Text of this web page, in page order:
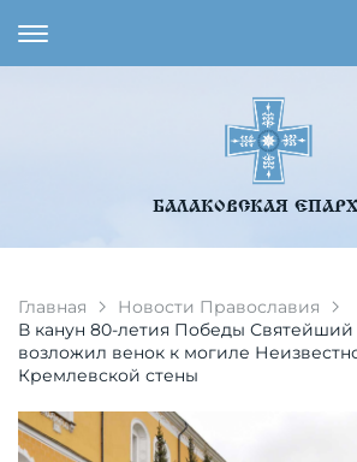
БАЛАКОВСКАЯ
Главная
Новости Православия
В канун 80-летия Победы
возложил венок к могиле
Кремлевской стены